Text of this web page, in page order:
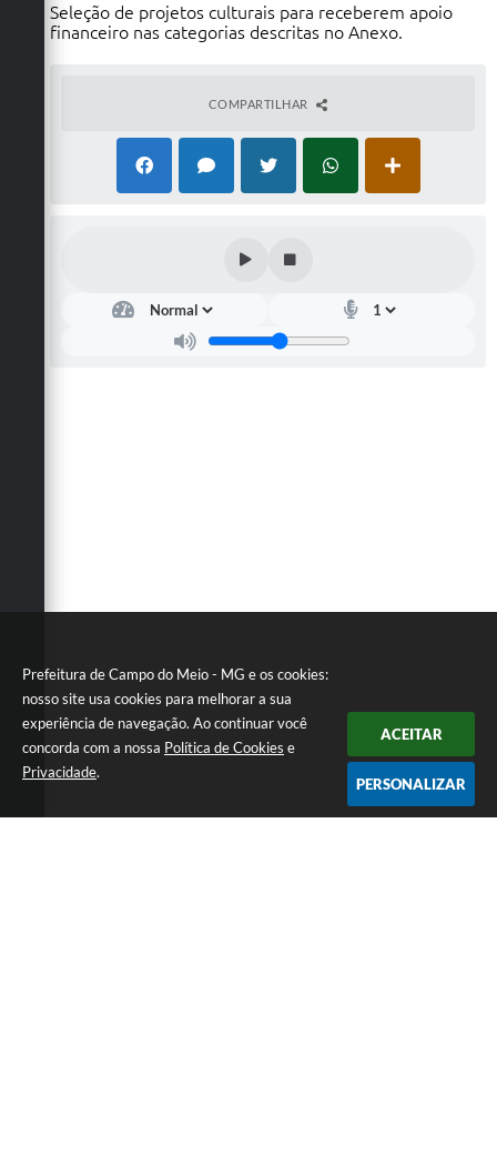
Prefeitura de Campo do Meio - MG e os cookies:
nosso site usa cookies para melhorar a sua
experiência de navegação. Ao continuar você
concorda com a nossa Política de Cookies e
Privacidade.
ACEITAR
PERSONALIZAR
Seleção de projetos culturais para receberem apoio
financeiro nas categorias descritas no Anexo.
COMPARTILHAR